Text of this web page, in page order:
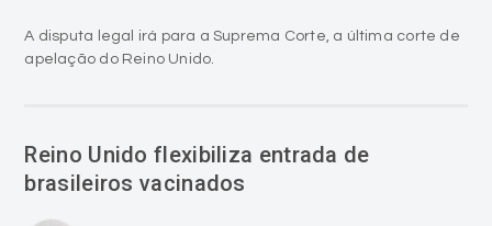
A disputa legal irá para a Suprema Corte, a última corte de
apelação do Reino Unido.
Reino Unido flexibiliza entrada de
brasileiros vacinados